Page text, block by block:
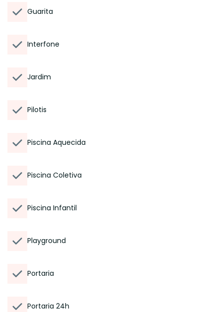
Guarita
Interfone
Jardim
Pilotis
Piscina Aquecida
Piscina Coletiva
Piscina Infantil
Playground
Portaria
Portaria 24h